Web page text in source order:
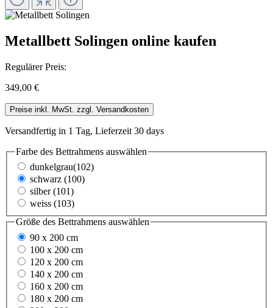
Metallbett Solingen online kaufen
Regulärer Preis:
349,00 €
Preise inkl. MwSt. zzgl. Versandkosten
Versandfertig in 1 Tag, Lieferzeit 30 days
Farbe des Bettrahmens auswählen
dunkelgrau(102)
schwarz (100)
silber (101)
weiss (103)
Größe des Bettrahmens auswählen
90 x 200 cm
100 x 200 cm
120 x 200 cm
140 x 200 cm
160 x 200 cm
180 x 200 cm